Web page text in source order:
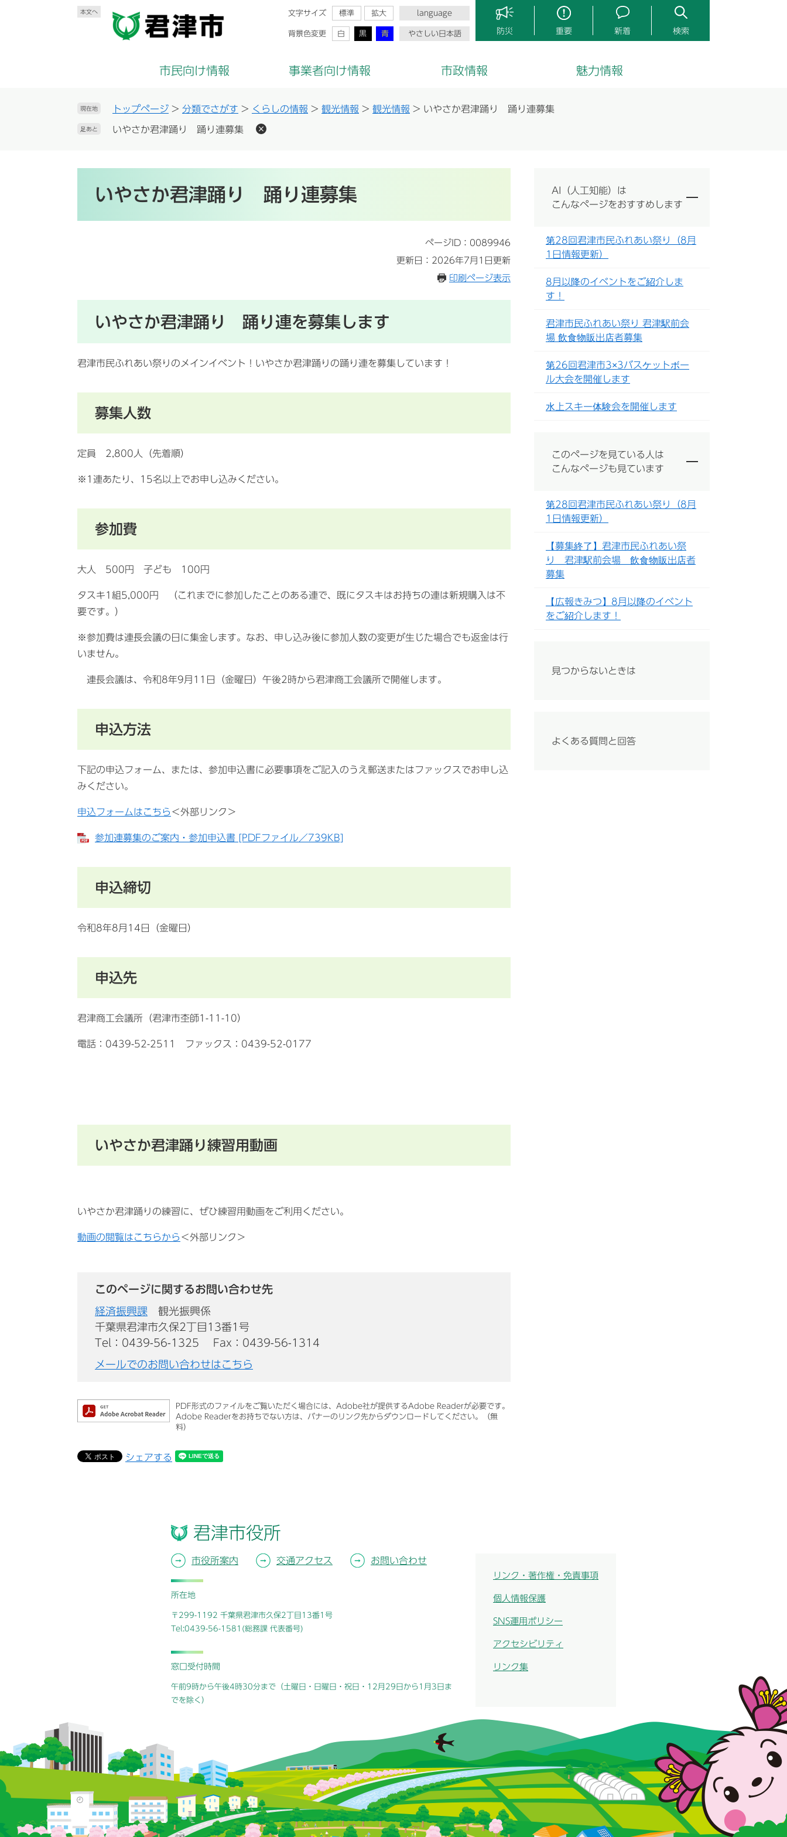
本文へ 文字サイズ 標準 拡大
背景色変更 白 黒 青
language
やさしい日本語 防災 重要 新着 検索
市民向け情報 事業者向け情報 市政情報 魅力情報
現在地 トップページ > 分類でさがす > くらしの情報 > 観光情報 > 観光情報 > いやさか君津踊り 踊り連募集
足あと いやさか君津踊り 踊り連募集
いやさか君津踊り 踊り連募集
ページID：0089946
更新日：2026年7月1日更新
印刷ページ表示
いやさか君津踊り 踊り連を募集します
君津市民ふれあい祭りのメインイベント！いやさか君津踊りの踊り連を募集しています！
募集人数
定員 2,800人（先着順）
※1連あたり、15名以上でお申し込みください。
参加費
大人 500円 子ども 100円
タスキ1組5,000円 （これまでに参加したことのある連で、既にタスキはお持ちの連は新規購入は不
要です。）
※参加費は連長会議の日に集金します。なお、申し込み後に参加人数の変更が生じた場合でも返金は行
いません。
連長会議は、令和8年9月11日（金曜日）午後2時から君津商工会議所で開催します。
申込方法
下記の申込フォーム、または、参加申込書に必要事項をご記入のうえ郵送またはファックスでお申し込
みください。
申込フォームはこちら ＜外部リンク＞
参加連募集のご案内・参加申込書 [PDFファイル／739KB]
申込締切
令和8年8月14日（金曜日）
申込先
君津商工会議所（君津市杢師1-11-10）
電話：0439-52-2511 ファックス：0439-52-0177
いやさか君津踊り練習用動画
いやさか君津踊りの練習に、ぜひ練習用動画をご利用ください。
動画の閲覧はこちらから ＜外部リンク＞
このページに関するお問い合わせ先
経済振興課
観光振興係
千葉県君津市久保2丁目13番1号
Tel：0439-56-1325
Fax：0439-56-1314
メールでのお問い合わせはこちら
PDF形式のファイルをご覧いただく場合には、Adobe社が提供するAdobe Readerが必要です。
Adobe Readerをお持ちでない方は、バナーのリンク先からダウンロードしてください。（無
料）
シェアする
AI（人工知能）は
こんなページをおすすめします
第28回君津市民ふれあい祭り（8月
1日情報更新）
8月以降のイベントをご紹介しま
す！
君津市民ふれあい祭り 君津駅前会
場 飲食物販出店者募集
第26回君津市3×3バスケットボー
ル大会を開催します
水上スキー体験会を開催します
このページを見ている人は
こんなページも見ています
第28回君津市民ふれあい祭り（8月
1日情報更新）
【募集終了】君津市民ふれあい祭
り 君津駅前会場 飲食物販出店者
募集
【広報きみつ】8月以降のイベント
をご紹介します！
見つからないときは
よくある質問と回答
君津市役所
市役所案内 交通アクセス お問い合わせ
所在地
〒299-1192 千葉県君津市久保2丁目13番1号
Tel:0439-56-1581(総務課 代表番号)
窓口受付時間
午前9時から午後4時30分まで（土曜日・日曜日・祝日・12月29日から1月3日ま
でを除く）
リンク・著作権・免責事項
個人情報保護
SNS運用ポリシー
アクセシビリティ
リンク集